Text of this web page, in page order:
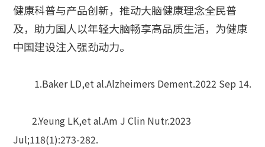
健康科普与产品创新，推动大脑健康理念全民普
及，助力国人以年轻大脑畅享高品质生活，为健康
中国建设注入强劲动力。
1.Baker LD,et al.Alzheimers Dement.2022 Sep 14.
2.Yeung LK,et al.Am J Clin Nutr.2023
Jul;118(1):273-282.